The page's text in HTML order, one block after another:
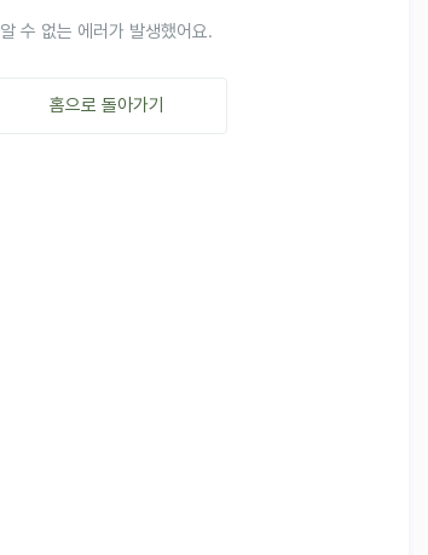
알 수 없는 에러가 발생했어요.
홈으로 돌아가기